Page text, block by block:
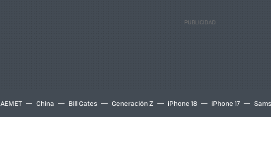
AEMET China Bill Gates Generación Z iPhone 18 iPhone 17